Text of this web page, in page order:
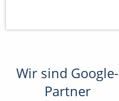
Wir sind Google-
Partner